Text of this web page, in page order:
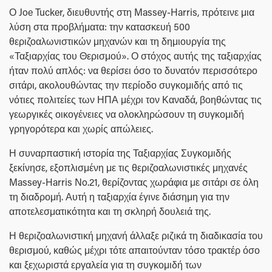
Ο Joe Tucker, διευθυντής στη Massey-Harris, πρότεινε μια
λύση στα προβλήματα: την κατασκευή 500
θεριζοαλωνιστικών μηχανών και τη δημιουργία της
«Ταξιαρχίας του Θερισμού». Ο στόχος αυτής της ταξιαρχίας
ήταν πολύ απλός: να θερίσει όσο το δυνατόν περισσότερο
σιτάρι, ακολουθώντας την περίοδο συγκομιδής από τις
νότιες πολιτείες των ΗΠΑ μέχρι τον Καναδά, βοηθώντας τις
γεωργικές οικογένειες να ολοκληρώσουν τη συγκομιδή
γρηγορότερα και χωρίς απώλειες.
Η συναρπαστική ιστορία της Ταξιαρχίας Συγκομιδής
ξεκίνησε, εξοπλισμένη με τις θεριζοαλωνιστικές μηχανές
Massey-Harris No.21, θερίζοντας χωράφια με σιτάρι σε όλη
τη διαδρομή. Αυτή η ταξιαρχία έγινε διάσημη για την
αποτελεσματικότητα και τη σκληρή δουλειά της.
Η θεριζοαλωνιστική μηχανή άλλαξε ριζικά τη διαδικασία του
θερισμού, καθώς μέχρι τότε απαιτούνταν τόσο τρακτέρ όσο
και ξεχωριστά εργαλεία για τη συγκομιδή των